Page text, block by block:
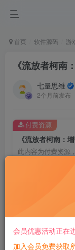
首页 软件源码 游
《流放者柯南
七量思维
2个月前发布
《流放者柯南：
此内容为付费资源
付费资源
会员优惠活动正在
加入会员免费获取